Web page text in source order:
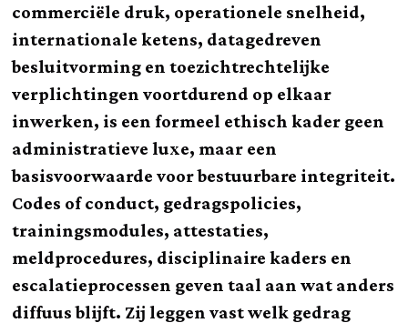
commerciële druk, operationele snelheid,
internationale ketens, datagedreven
besluitvorming en toezichtrechtelijke
verplichtingen voortdurend op elkaar
inwerken, is een formeel ethisch kader geen
administratieve luxe, maar een
basisvoorwaarde voor bestuurbare integriteit.
Codes of conduct, gedragspolicies,
trainingsmodules, attestaties,
meldprocedures, disciplinaire kaders en
escalatieprocessen geven taal aan wat anders
diffuus blijft. Zij leggen vast welk gedrag